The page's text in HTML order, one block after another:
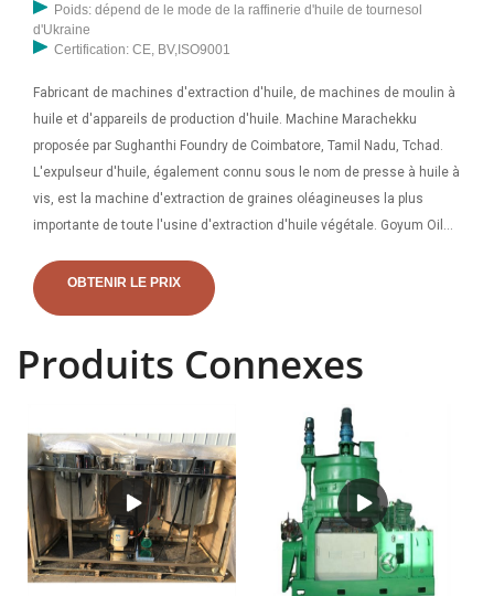
Poids: dépend de le mode de la raffinerie d'huile de tournesol
d'Ukraine
Certification: CE, BV,ISO9001
Fabricant de machines d'extraction d'huile, de machines de moulin à
huile et d'appareils de production d'huile. Machine Marachekku
proposée par Sughanthi Foundry de Coimbatore, Tamil Nadu, Tchad.
L'expulseur d'huile, également connu sous le nom de presse à huile à
vis, est la machine d'extraction de graines oléagineuses la plus
importante de toute l'usine d'extraction d'huile végétale. Goyum Oil
et grande échelle. Goyum est un fabricant et exportateur certifié ISO
de machines d'extraction d'huile.
OBTENIR LE PRIX
Produits Connexes